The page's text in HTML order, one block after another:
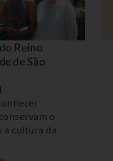
Reino
de São
o
a cultura da